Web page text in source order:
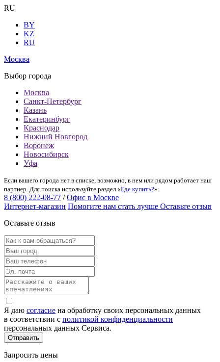
RU
BY
KZ
RU
Москва
Выбор города
Москва
Санкт-Петербург
Казань
Екатеринбург
Краснодар
Нижний Новгород
Воронеж
Новосибирск
Уфа
Если вашего города нет в списке, возможно, в нем или рядом работает наш
партнер. Для поиска используйте раздел «Где купить?».
8 (800) 222-08-77 / Офис в Москве
Интернет-магазин Помогите нам стать лучше Оставьте отзыв
Оставьте отзыв
Я даю согласие на обработку своих персональных данных
в соответствии с политикой конфиденциальности
персональных данных Сервиса.
Запросить цены